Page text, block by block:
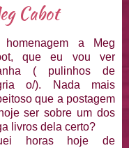
Cabot
homenagem a Meg
que eu vou ver
( pulinhos de
o/). Nada mais
que a postagem
ser sobre um dos
livros dela certo?
horas hoje de